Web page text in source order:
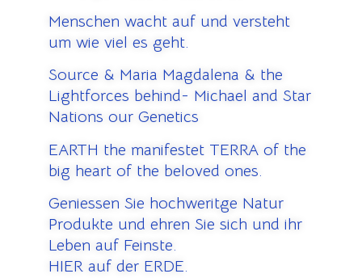
Menschen wacht auf und versteht
um wie viel es geht.
Source & Maria Magdalena & the
Lightforces behind- Michael and Star
Nations our Genetics
EARTH the manifestet TERRA of the
big heart of the beloved ones.
Geniessen Sie hochweritge Natur
Produkte und ehren Sie sich und ihr
Leben auf Feinste.
HIER auf der ERDE.